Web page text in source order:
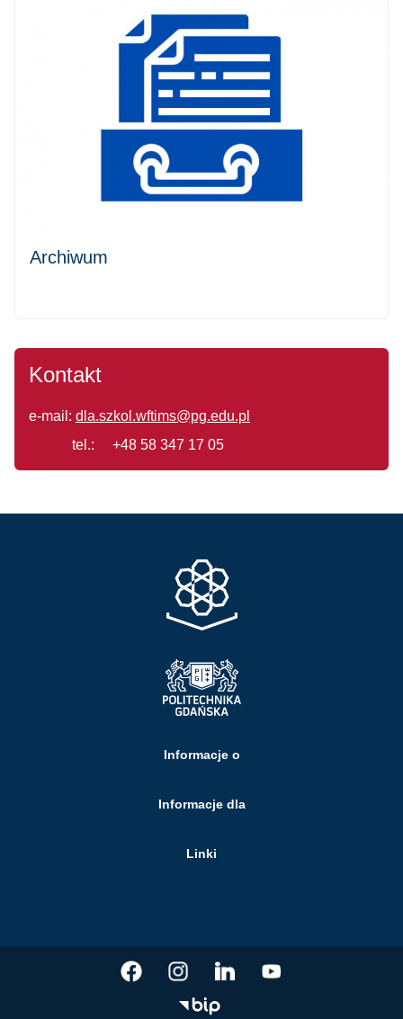
Archiwum
Kontakt
e-mail: dla.szkol.wftims@pg.edu.pl
tel.: +48 58 347 17 05
Informacje o
Informacje dla
Linki